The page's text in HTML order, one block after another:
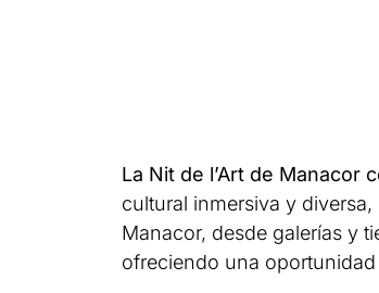
La Nit de l’Art de Manacor
cultural inmersiva y
Manacor, desde galerías y
ofreciendo una